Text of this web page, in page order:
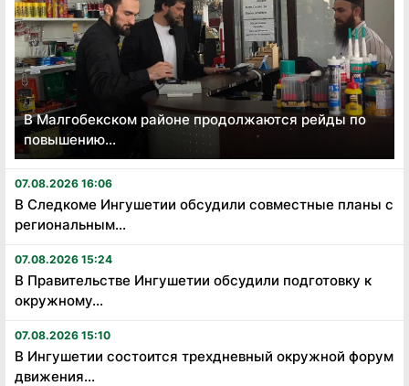
В Малгобекском районе продолжаются рейды по
повышению...
07.08.2026 16:06
В Следкоме Ингушетии обсудили совместные планы с
региональным...
07.08.2026 15:24
В Правительстве Ингушетии обсудили подготовку к
окружному...
07.08.2026 15:10
В Ингушетии состоится трехдневный окружной форум
движения...